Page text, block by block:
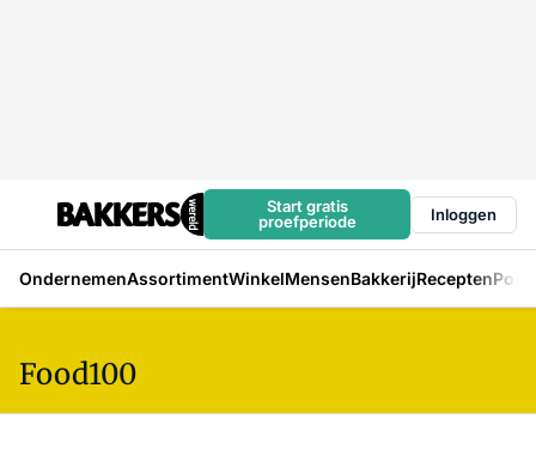
Start gratis
proefperiode
Inloggen
OndernemenAssortimentWinkelMensenBakkerijRecepten
Food100